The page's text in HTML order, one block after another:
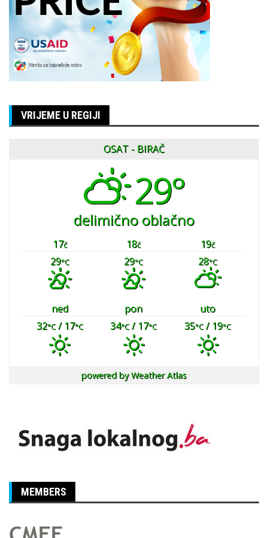
VRIJEME U REGIJI
OSAT - BIRAČ
29°
delimično oblačno
17č 18č 19č
29°C 29°C 28°C
ned pon
uto
32°C/ 17°C 34°C/ 17°C 35°C/ 19°C
powered byWeather Atlas
MEMBERS